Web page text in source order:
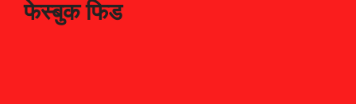
फेस्बुक फिड